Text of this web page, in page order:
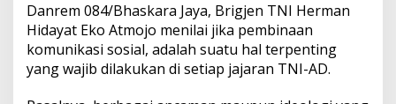
Danrem 084/Bhaskara Jaya, Brigjen TNI Herman
Hidayat Eko Atmojo menilai jika pembinaan
komunikasi sosial, adalah suatu hal terpenting
yang wajib dilakukan di setiap jajaran TNI-AD.